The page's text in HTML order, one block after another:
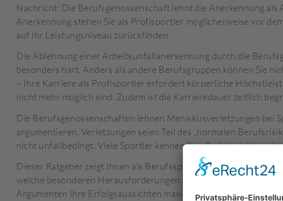
Nachricht: Die Berufsgenossenschaft lehnt die Anerkennung als
Anerkennung stehen Sie als Profisportler möglicherweise vor
auf Ihr Leistungsniveau zurückfinden.
Die Ablehnung einer Arbeitsunfallanerkennung durch die
besonders hart. Anders als andere Berufsgruppen können Sie
– Ihre Karriere als Profisportler erfordert körperliche
nicht mehr möglich sind. Zudem ist die Karrieredauer zeitlich
Die Berufsgenossenschaften lehnen Meniskusverletzungen bei
argumentieren, Verletzungen seien Teil des „normalen
nicht unfallbedingt. Viele Sportler kennen ihre Rechte nicht und
Dieser Ratgeber zeigt Ihnen als Berufssportler umfassend, wie
welche besonderen Herausforderungen auf Sie zukommen und
Argumenten Ihre Erfolgsaussichten maximieren. Als